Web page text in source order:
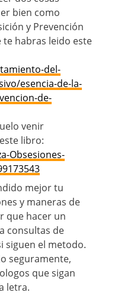
bien como
y Prevención
te habras leido este
del-
esencia-de-la-
de-
venir
libro:
Obsesiones-
mejor tu
y maneras de
que hacer un
consultas de
siguen el metodo.
seguramente,
que sigan
letra.